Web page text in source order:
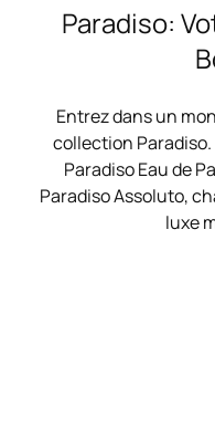
Paradiso:
Entrez dans un
collection
Paradiso Eau de
Paradiso Assoluto,
luxe